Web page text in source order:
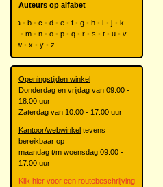
Auteurs op alfabet
a b c d e f g h i j
k
m n o p q r s t u
v
w
x y z
Openingstijden winkel
Donderdag en vrijdag van 09.00 -
18.00 uur
Zaterdag van 10.00 - 17.00 uur
Kantoor/webwinkel tevens
bereikbaar op
maandag t/m woensdag 09.00 -
17.00 uur
Klik hier voor een routebeschrijving